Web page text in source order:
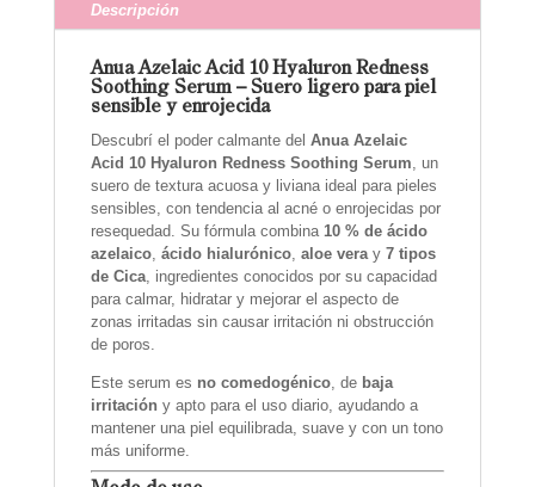
Descripción
Anua Azelaic Acid 10 Hyaluron Redness
Soothing Serum – Suero ligero para piel
sensible y enrojecida
Descubrí el poder calmante del Anua Azelaic
Acid 10 Hyaluron Redness Soothing Serum, un
suero de textura acuosa y liviana ideal para pieles
sensibles, con tendencia al acné o enrojecidas por
resequedad. Su fórmula combina 10 % de ácido
azelaico, ácido hialurónico, aloe veray 7 tipos
de Cica, ingredientes conocidos por su capacidad
para calmar, hidratar y mejorar el aspecto de
zonas irritadas sin causar irritación ni obstrucción
de poros.
Este serum es no comedogénico, de baja
irritación y apto para el uso diario, ayudando a
mantener una piel equilibrada, suave y con un tono
más uniforme.